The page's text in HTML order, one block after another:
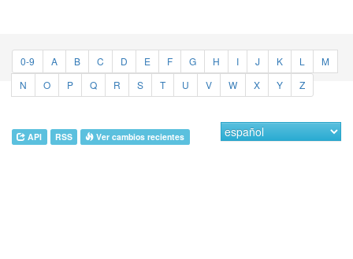
0-9 A B C D E F G H I J K L
M
N
O P Q R S T U V W X Y Z
API RSS Ver cambios recientes